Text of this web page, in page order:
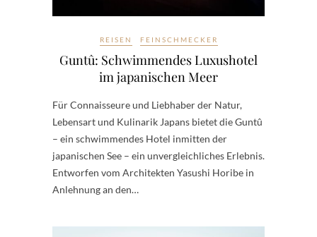
REISEN FEINSCHMECKER
Guntû: Schwimmendes Luxushotel
im japanischen Meer
Für Connaisseure und Liebhaber der Natur,
Lebensart und Kulinarik Japans bietet die Guntû
– ein schwimmendes Hotel inmitten der
japanischen See – ein unvergleichliches Erlebnis.
Entworfen vom Architekten Yasushi Horibe in
Anlehnung an den…